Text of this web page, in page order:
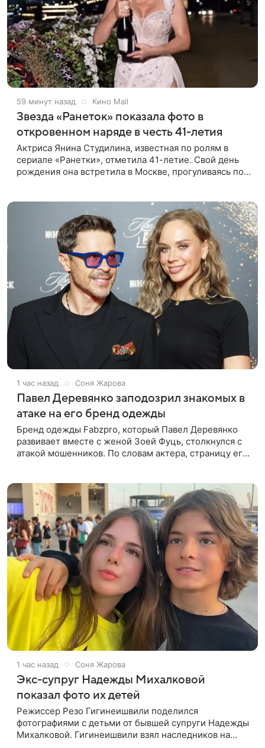
59 минут назад Кино Mail
Звезда «Ранеток» показала фото в
откровенном наряде в честь 41-летия
Актриса Янина Студилина, известная по ролям в
сериале «Ранетки», отметила 41-летие. Свой день
рождения она встретила в Москве, прогуливаясь по
1 час назад Соня Жарова
Павел Деревянко заподозрил знакомых в
атаке на его бренд одежды
Бренд одежды Fabzpro, который Павел Деревянко
развивает вместе с женой Зоей Фуць, столкнулся с
атакой мошенников. По словам актера, страницу его
1 час назад Соня Жарова
Экс-супруг Надежды Михалковой
показал фото их детей
Режиссер Резо Гигинеишвили поделился
фотографиями с детьми от бывшей супруги Надежды
Михалковой. Гигинеишвили взял наследников на